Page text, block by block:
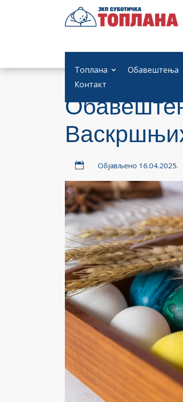
Топлана Обавештења
Контакт
 Објављено 16.04.2025.